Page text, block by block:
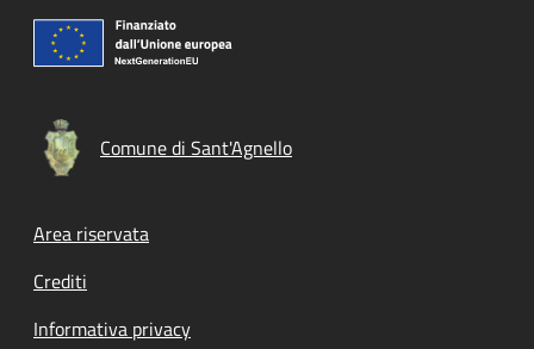
Comune di Sant'Agnello
Footer menu
Area riservata
Crediti
Informativa privacy